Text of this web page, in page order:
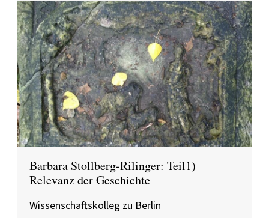
Barbara Stollberg-Rilinger: Teil1)
Relevanz der Geschichte
Wissenschaftskolleg zu Berlin